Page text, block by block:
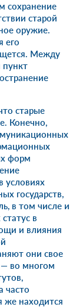
сохранение
старой
оружие.
его
Между
пункт
старые
Конечно,
форм
условиях
государств,
в том числе и
в
и влияния
они свое
— во многом
часто
же находится